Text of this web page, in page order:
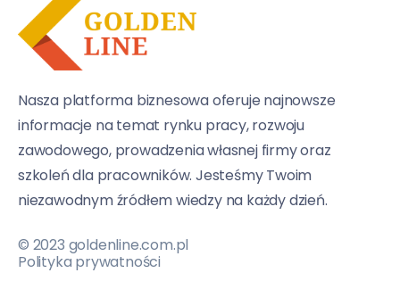
Nasza platforma biznesowa oferuje najnowsze
informacje na temat rynku pracy, rozwoju
zawodowego, prowadzenia własnej firmy oraz
szkoleń dla pracowników. Jesteśmy Twoim
niezawodnym źródłem wiedzy na każdy dzień.
© 2023 goldenline.com.pl
Polityka prywatności